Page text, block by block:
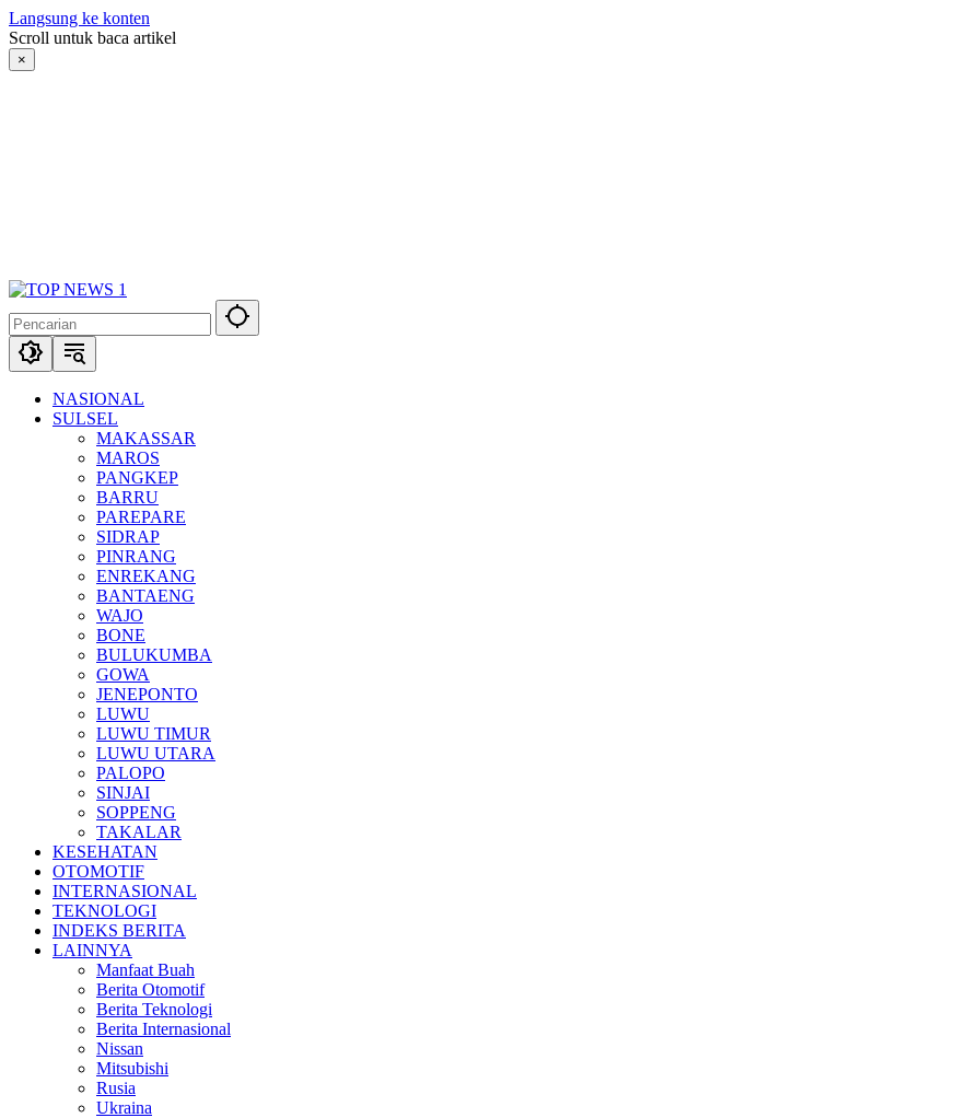
Langsung ke konten
Scroll untuk baca artikel
×
NASIONAL
SULSEL
MAKASSAR
MAROS
PANGKEP
BARRU
PAREPARE
SIDRAP
PINRANG
ENREKANG
BANTAENG
WAJO
BONE
BULUKUMBA
GOWA
JENEPONTO
LUWU
LUWU TIMUR
LUWU UTARA
PALOPO
SINJAI
SOPPENG
TAKALAR
KESEHATAN
OTOMOTIF
INTERNASIONAL
TEKNOLOGI
INDEKS BERITA
LAINNYA
Manfaat Buah
Berita Otomotif
Berita Teknologi
Berita Internasional
Nissan
Mitsubishi
Rusia
Ukraina